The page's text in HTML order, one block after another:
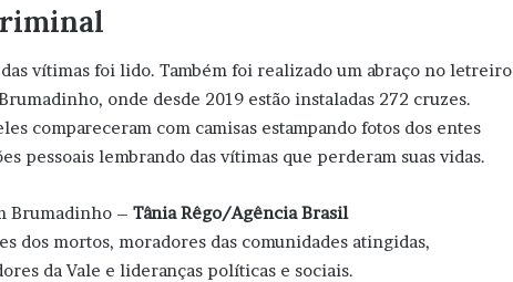
vítimas foi lido. Também foi realizado um abraço no letreiro
onde desde 2019 estão instaladas 272 cruzes.
compareceram com camisas estampando fotos dos entes
pessoais lembrando das vítimas que perderam suas vidas.
Brumadinho – Tânia Rêgo/Agência Brasil
dos mortos, moradores das comunidades atingidas,
da Vale e lideranças políticas e sociais.